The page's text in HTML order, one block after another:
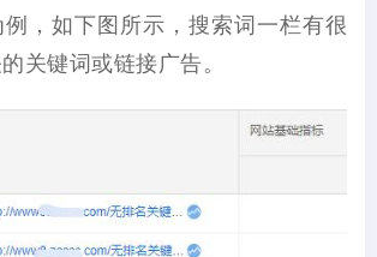
，如下图所示，搜索词一栏有很
关键词或链接广告。